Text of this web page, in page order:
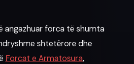
angazhuar forca të shumta
shtetërore dhe
Forcat e Armatosura,